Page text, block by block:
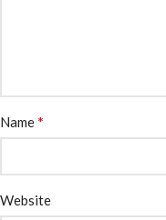
Name*
Website